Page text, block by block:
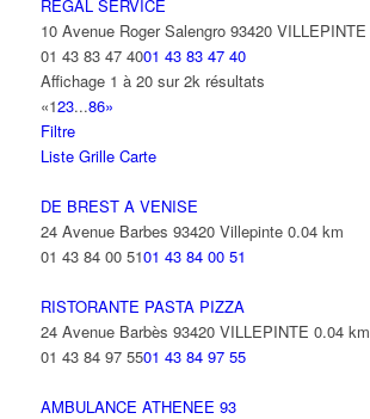
REGAL SERVICE
10 Avenue Roger Salengro 93420 VILLEPINTE
01 43 83 47 4001 43 83 47 40
Affichage 1 à 20 sur 2k résultats
«123...86»
Filtre
Liste Grille Carte
DE BREST A VENISE
24 Avenue Barbes 93420 Villepinte 0.04 km
01 43 84 00 5101 43 84 00 51
RISTORANTE PASTA PIZZA
24 Avenue Barbès 93420 VILLEPINTE 0.04 km
01 43 84 97 5501 43 84 97 55
AMBULANCE ATHENEE 93